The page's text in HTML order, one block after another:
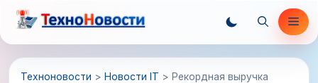
Перейти
содержимому
Техноновости > Новости IT > Рекордная выручка